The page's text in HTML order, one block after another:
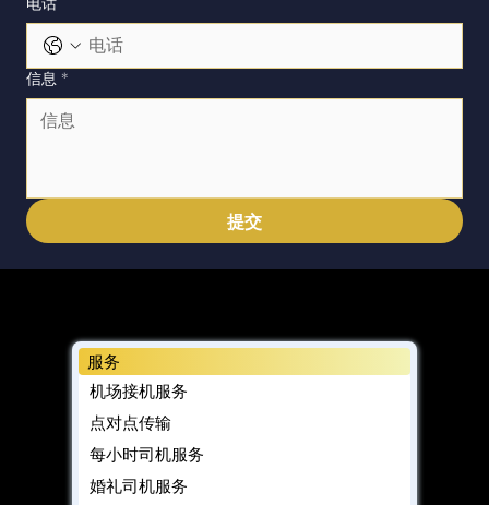
电话
信息 *
提交
服务
机场接机服务
点对点传输
每小时司机服务
婚礼司机服务